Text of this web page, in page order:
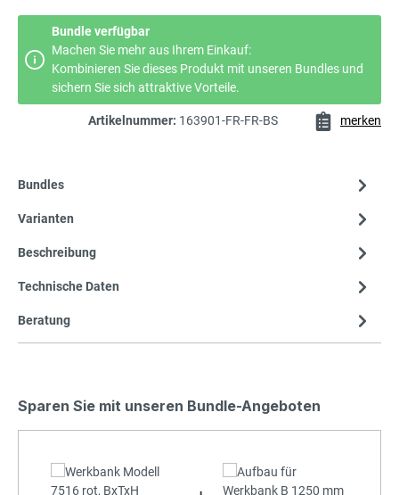
Bundle verfügbar
Machen Sie mehr aus Ihrem Einkauf:
Kombinieren Sie dieses Produkt mit unseren Bundles und
sichern Sie sich attraktive Vorteile.
Artikelnummer: 163901-FR-FR-BS merken
Bundles
Varianten
Beschreibung
Technische Daten
Beratung
Sparen Sie mit unseren Bundle-Angeboten